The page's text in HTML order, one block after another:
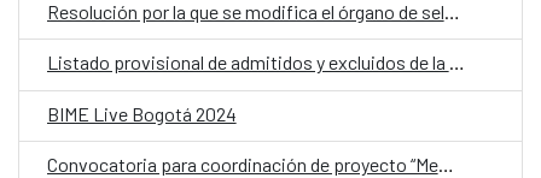
Listado provisional de admitidos y excluidos de la convocatoria para plaza de administrativo contable CCE Paraguay
BIME Live Bogotá 2024
Convocatoria para coordinación de proyecto “Memoria democrática, archivos y sitios de la resistencia y los derechos humanos en Paraguay”